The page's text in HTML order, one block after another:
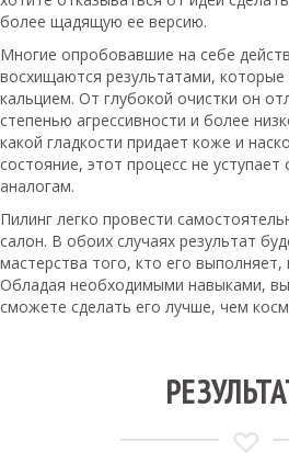
более щадящую ее версию.
Многие опробовавшие на себе
восхищаются результатами, которые
кальцием. От глубокой очистки он
степенью агрессивности и более
какой гладкости придает коже и
состояние, этот процесс не
аналогам.
Пилинг легко провести
салон. В обоих случаях результат
мастерства того, кто его
Обладая необходимыми навыками,
сможете сделать его лучше, чем